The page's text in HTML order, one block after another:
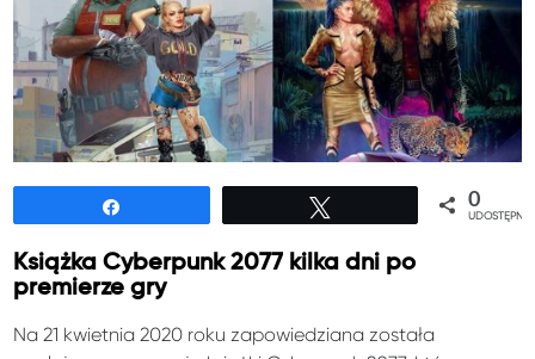
0
Książka Cyberpunk 2077 kilka dni po
premierze gry
Na 21 kwietnia 2020 roku zapowiedziana została